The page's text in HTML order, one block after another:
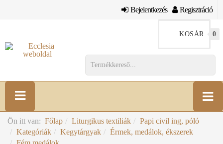
Bejelentkezés Regisztráció
KOSÁR 0
Ön itt van: Főlap Liturgikus textiliák
Papi civil ing, póló
Kategóriák
Kegytárgyak
Érmek, medálok, ékszerek